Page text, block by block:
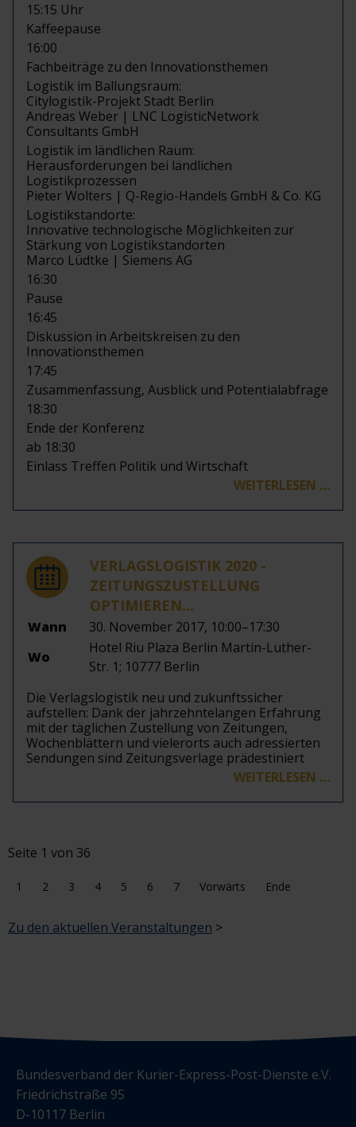
15:15 Uhr
Kaffeepause
16:00
Fachbeiträge zu den Innovationsthemen
Logistik im Ballungsraum:
Citylogistik-Projekt Stadt Berlin
Andreas Weber | LNC LogisticNetwork
Consultants GmbH
Logistik im ländlichen Raum:
Herausforderungen bei ländlichen
Logistikprozessen
Pieter Wolters | Q-Regio-Handels GmbH & Co. KG
Logistikstandorte:
Innovative technologische Möglichkeiten zur
Stärkung von Logistikstandorten
Marco Lüdtke | Siemens AG
16:30
Pause
16:45
Diskussion in Arbeitskreisen zu den
Innovationsthemen
17:45
Zusammenfassung, Ausblick und Potentialabfrage
18:30
Ende der Konferenz
ab 18:30
Einlass Treffen Politik und Wirtschaft
WEITERLESEN …
VERLAGSLOGISTIK 2020 -
ZEITUNGSZUSTELLUNG
OPTIMIEREN...
Wann
30. November 2017, 10:00–17:30
Wo
Hotel Riu Plaza Berlin Martin-Luther-
Str. 1; 10777 Berlin
Die Verlagslogistik neu und zukunftssicher
aufstellen: Dank der jahrzehntelangen Erfahrung
mit der täglichen Zustellung von Zeitungen,
Wochenblättern und vielerorts auch adressierten
Sendungen sind Zeitungsverlage prädestiniert
WEITERLESEN …
Seite 1 von 36
1 2 3 4 5 6 7 Vorwärts Ende
Zu den aktuellen Veranstaltungen >
Bundesverband der Kurier-Express-Post-Dienste e.V.
Friedrichstraße 95
D-10117 Berlin